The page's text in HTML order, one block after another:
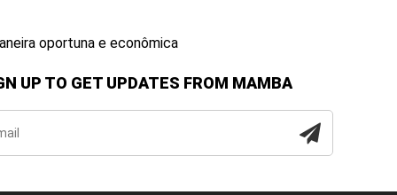
oportuna e econômica
UP TO GET UPDATES FROM MAMBA